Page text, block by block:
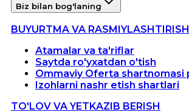
Biz bilan bog'laning
BUYURTMA VA RASMIYLASHTIRISH
Atamalar va ta'riflar
Saytda ro'yxatdan o'tish
Ommaviy Oferta shartnomasi
Izohlarni nashr etish shartlari
TO'LOV VA YETKAZIB BERISH